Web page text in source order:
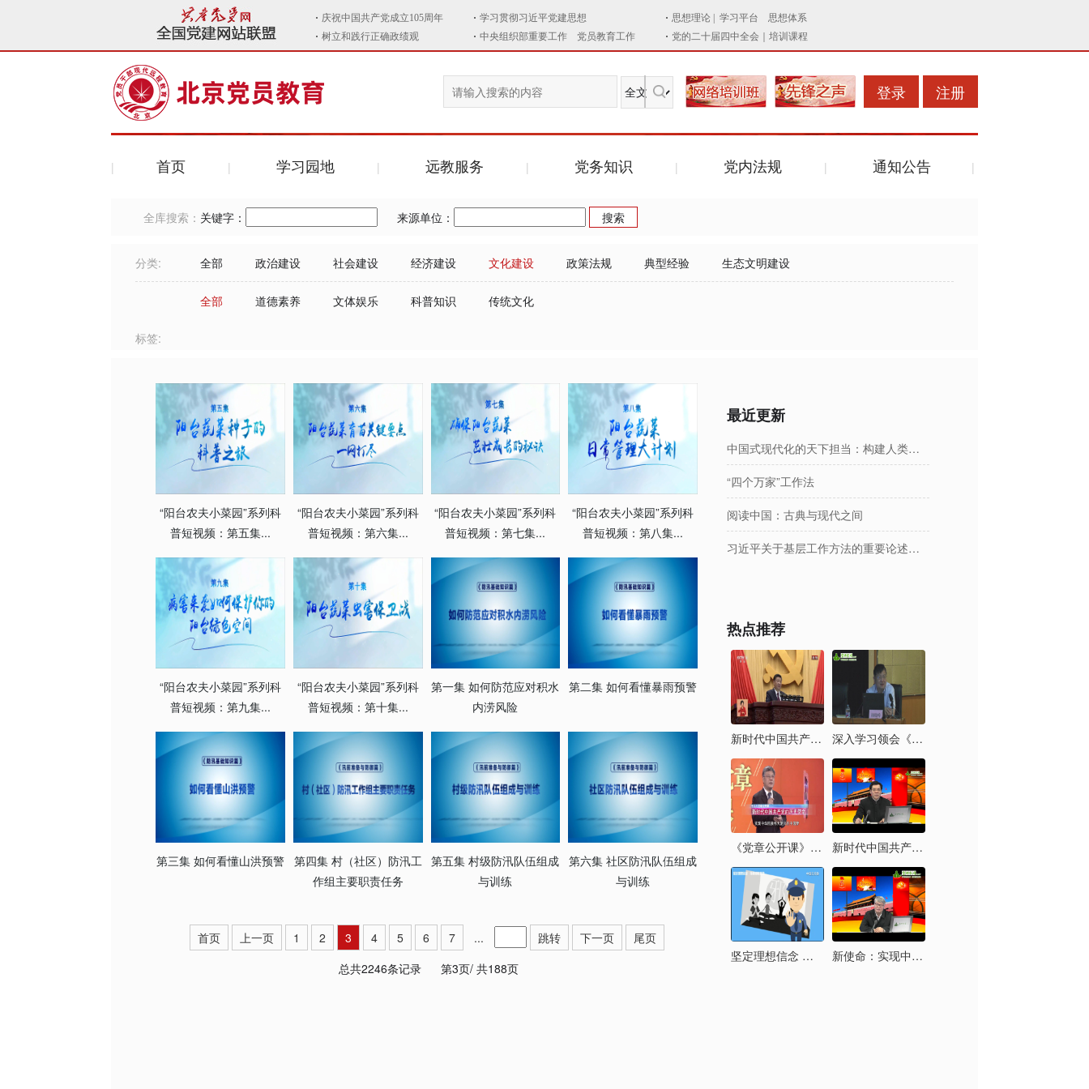
登录 注册
首页 学习园地 远教服务 党务知识 党内法规 通知公告
全库搜索： 关键字： 来源单位：
分类: 全部 政治建设 社会建设 经济建设 文化建设 政策法规 典型经验 生态文明建设
全部 道德素养 文体娱乐 科普知识 传统文化
标签:
“阳台农夫小菜园”系列科
普短视频：第五集...
“阳台农夫小菜园”系列科
普短视频：第六集...
“阳台农夫小菜园”系列科
普短视频：第七集...
“阳台农夫小菜园”系列科
普短视频：第八集...
“阳台农夫小菜园”系列科
普短视频：第九集...
“阳台农夫小菜园”系列科
普短视频：第十集...
第一集 如何防范应对积水
内涝风险
第二集 如何看懂暴雨预警
第三集 如何看懂山洪预警
第四集 村（社区）防汛工
作组主要职责任务
第五集 村级防汛队伍组成
与训练
第六集 社区防汛队伍组成
与训练
首页 上一页 1 2 3 4 5 6 7 ... 跳转 下一页
尾页
总共2246条记录 第3页/ 共188页
最近更新
中国式现代化的天下担当：构建人类命运共同体
“四个万家”工作法
阅读中国：古典与现代之间
习近平关于基层工作方法的重要论述学习读本
热点推荐
新时代中国共产党的历史使命 深入学习领会《习近平新时代中国特色社会主义思想三十讲》
《党章公开课》第六讲：新时代中国共产党的历史使命 新时代中国共产党的历史使命及其实现路径
坚定理想信念 拒绝邪教腐蚀 新使命：实现中华民族伟大复兴